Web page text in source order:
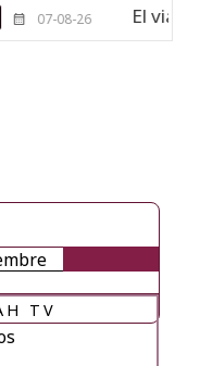
El viaje del jíkuri:
TV